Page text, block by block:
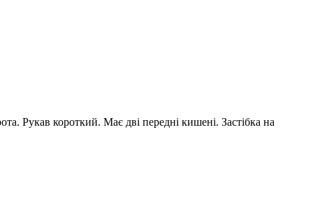
Рукав короткий. Має дві передні кишені. Застібка на